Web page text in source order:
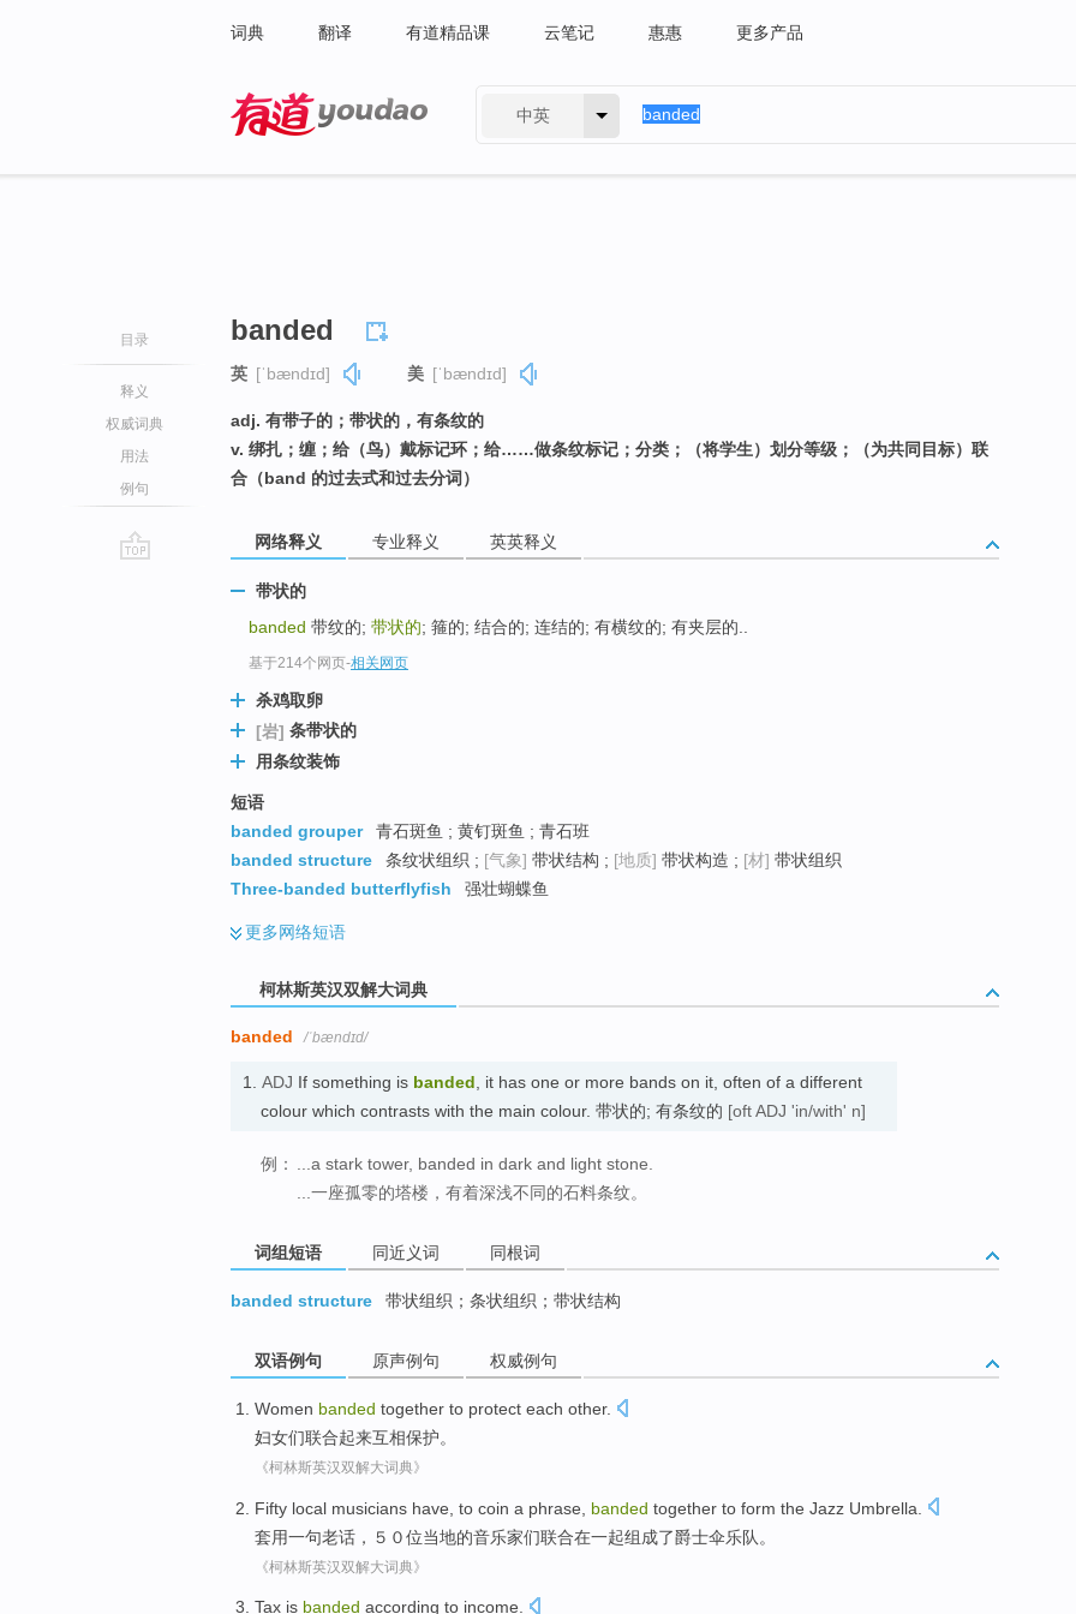
词典 翻译 有道精品课 云笔记 惠惠 更多产品
中英
目录
释义
权威词典
用法
例句
banded
英 [ˈbændɪd] 美 [ˈbændɪd]
adj. 有带子的；带状的，有条纹的
v. 绑扎；缠；给（鸟）戴标记环；给……做条纹标记；分类；（将学生）划分等级；（为共同目标）联
合（band 的过去式和过去分词）
网络释义 专业释义 英英释义
带状的
banded 带纹的; 带状的; 箍的; 结合的; 连结的; 有横纹的; 有夹层的..
基于214个网页-相关网页
杀鸡取卵
[岩] 条带状的
用条纹装饰
短语
banded grouper
青石斑鱼 ; 黄钉斑鱼 ; 青石班
banded structure
条纹状组织 ; [气象] 带状结构 ; [地质] 带状构造 ; [材] 带状组织
Three-banded butterflyfish
强壮蝴蝶鱼
更多网络短语
柯林斯英汉双解大词典
banded /ˈbændɪd/
1. ADJ If something is banded , it has one or more bands on it, often of a different
colour which contrasts with the main colour. 带状的; 有条纹的 [oft ADJ 'in/with' n]
例：
...a stark tower, banded in dark and light stone.
...一座孤零的塔楼，有着深浅不同的石料条纹。
词组短语 同近义词 同根词
banded structure 带状组织；条状组织；带状结构
双语例句 原声例句 权威例句
Women banded together to protect each other.
妇女们联合起来互相保护。
《柯林斯英汉双解大词典》
Fifty local musicians have, to coin a phrase banded together to form the Jazz Umbrella
套用一句老话，５０位当地的音乐家们联合在一起组成了爵士伞乐队。
《柯林斯英汉双解大词典》
Tax is banded according to income.